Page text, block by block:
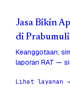
Jasa Bikin
di
Keanggotaan,
laporan RAT —
Lihat layanan →